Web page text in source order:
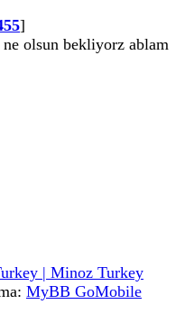
]
olsun bekliyorz ablam
| Minoz Turkey
MyBB GoMobile